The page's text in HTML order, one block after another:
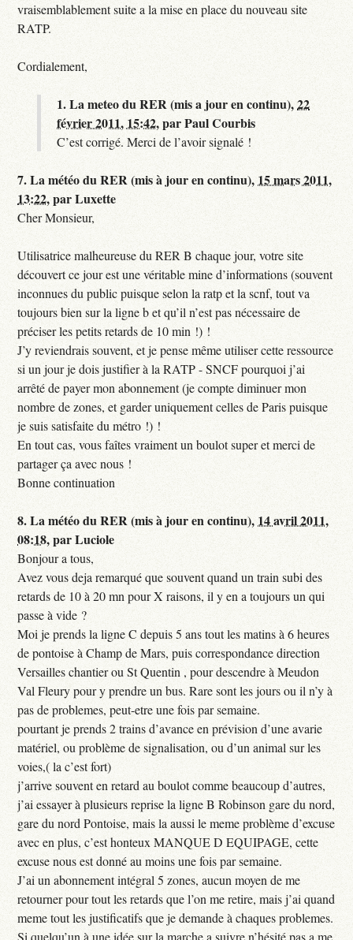
vraisemblablement suite a la mise en place du nouveau site
RATP.
Cordialement,
1.La meteo du RER (mis a jour en continu),22
février 2011, 15:42,parPaul Courbis
C’est corrigé. Merci de l’avoir signalé !
7.La météo du RER (mis à jour en continu), 15 mars 2011,
13:22,parLuxette
Cher Monsieur,
Utilisatrice malheureuse du RER B chaque jour, votre site
découvert ce jour est une véritable mine d’informations (souvent
inconnues du public puisque selon la ratp et la scnf, tout va
toujours bien sur la ligne b et qu’il n’est pas nécessaire de
préciser les petits retards de 10 min !) !
J’y reviendrais souvent, et je pense même utiliser cette ressource
si un jour je dois justifier à la RATP - SNCF pourquoi j’ai
arrêté de payer mon abonnement (je compte diminuer mon
nombre de zones, et garder uniquement celles de Paris puisque
je suis satisfaite du métro !) !
En tout cas, vous faîtes vraiment un boulot super et merci de
partager ça avec nous !
Bonne continuation
8.La météo du RER (mis à jour en continu), 14 avril 2011,
08:18,parLuciole
Bonjour a tous,
Avez vous deja remarqué que souvent quand un train subi des
retards de 10 à 20 mn pour X raisons, il y en a toujours un qui
passe à vide ?
Moi je prends la ligne C depuis 5 ans tout les matins à 6 heures
de pontoise à Champ de Mars, puis correspondance direction
Versailles chantier ou St Quentin , pour descendre à Meudon
Val Fleury pour y prendre un bus. Rare sont les jours ou il n’y à
pas de problemes, peut-etre une fois par semaine.
pourtant je prends 2 trains d’avance en prévision d’une avarie
matériel, ou problème de signalisation, ou d’un animal sur les
voies,( la c’est fort)
j’arrive souvent en retard au boulot comme beaucoup d’autres,
j’ai essayer à plusieurs reprise la ligne B Robinson gare du nord,
gare du nord Pontoise, mais la aussi le meme problème d’excuse
avec en plus, c’est honteux MANQUE D EQUIPAGE, cette
excuse nous est donné au moins une fois par semaine.
J’ai un abonnement intégral 5 zones, aucun moyen de me
retourner pour tout les retards que l’on me retire, mais j’ai quand
meme tout les justificatifs que je demande à chaques problemes.
Si quelqu’un à une idée sur la marche a suivre n’hésité pas a me